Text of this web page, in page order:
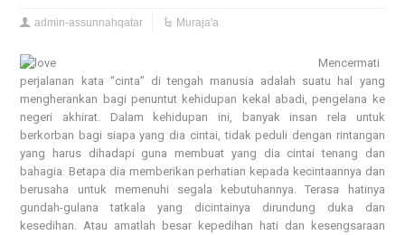
admin-assunnahqatar Muraja'a
Mencermati
perjalanan kata “cinta” di tengah manusia adalah suatu hal yang
mengherankan bagi penuntut kehidupan kekal abadi, pengelana ke
negeri akhirat. Dalam kehidupan ini, banyak insan rela untuk
berkorban bagi siapa yang dia cintai, tidak peduli dengan rintangan
yang harus dihadapi guna membuat yang dia cintai tenang dan
bahagia. Betapa dia memberikan perhatian kepada kecintaannya dan
berusaha untuk memenuhi segala kebutuhannya. Terasa hatinya
gundah-gulana tatkala yang dicintainya dirundung duka dan
kesedihan. Atau amatlah besar kepedihan hati dan kesengsaraan